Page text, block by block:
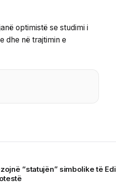
optimistë se studimi i
dhe në trajtimin e
“statujën” simbolike të Edi